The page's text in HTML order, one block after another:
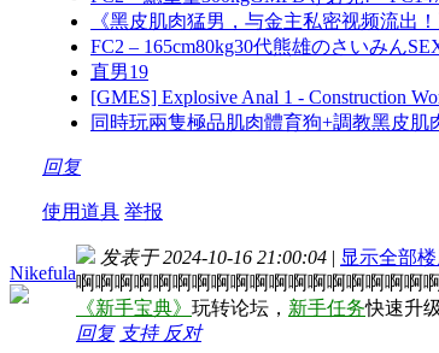
《黑皮肌肉猛男，与金主私密视频流出！
FC2 – 165cm80kg30代熊雄のさいみん
直男19
[GMES] Explosive Anal 1 - Construction
同時玩兩隻極品肌肉體育狗+調教黑皮肌
回复
使用道具 举报
Nikefula
发表于 2024-10-16 21:00:04 | 显示全部
啊啊啊啊啊啊啊啊啊啊啊啊啊啊啊啊啊啊
《新手宝典》 玩转论坛， 新手任务快速升
回复 支持 反对